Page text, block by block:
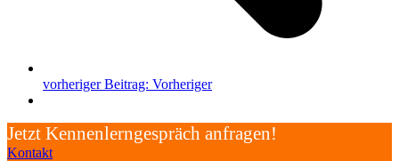
vorheriger Beitrag: Vorheriger
Jetzt Kennenlerngespräch anfragen!
Kontakt